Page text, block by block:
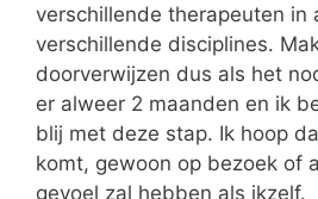
verschillende therapeuten in
verschillende disciplines.
doorverwijzen dus als het
er alweer 2 maanden en ik
blij met deze stap. Ik hoop
komt, gewoon op bezoek of
gevoel zal hebben als ikzelf.